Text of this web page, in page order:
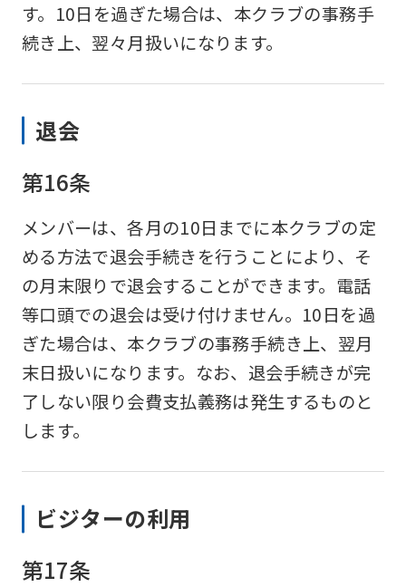
す。10日を過ぎた場合は、本クラブの事務手
続き上、翌々月扱いになります。
退会
第16条
メンバーは、各月の10日までに本クラブの定
める方法で退会手続きを行うことにより、そ
の月末限りで退会することができます。電話
等口頭での退会は受け付けません。10日を過
ぎた場合は、本クラブの事務手続き上、翌月
末日扱いになります。なお、退会手続きが完
了しない限り会費支払義務は発生するものと
します。
ビジターの利用
第17条
if
you
the
Japanese
version
of
this
website
will
be
mechanically,